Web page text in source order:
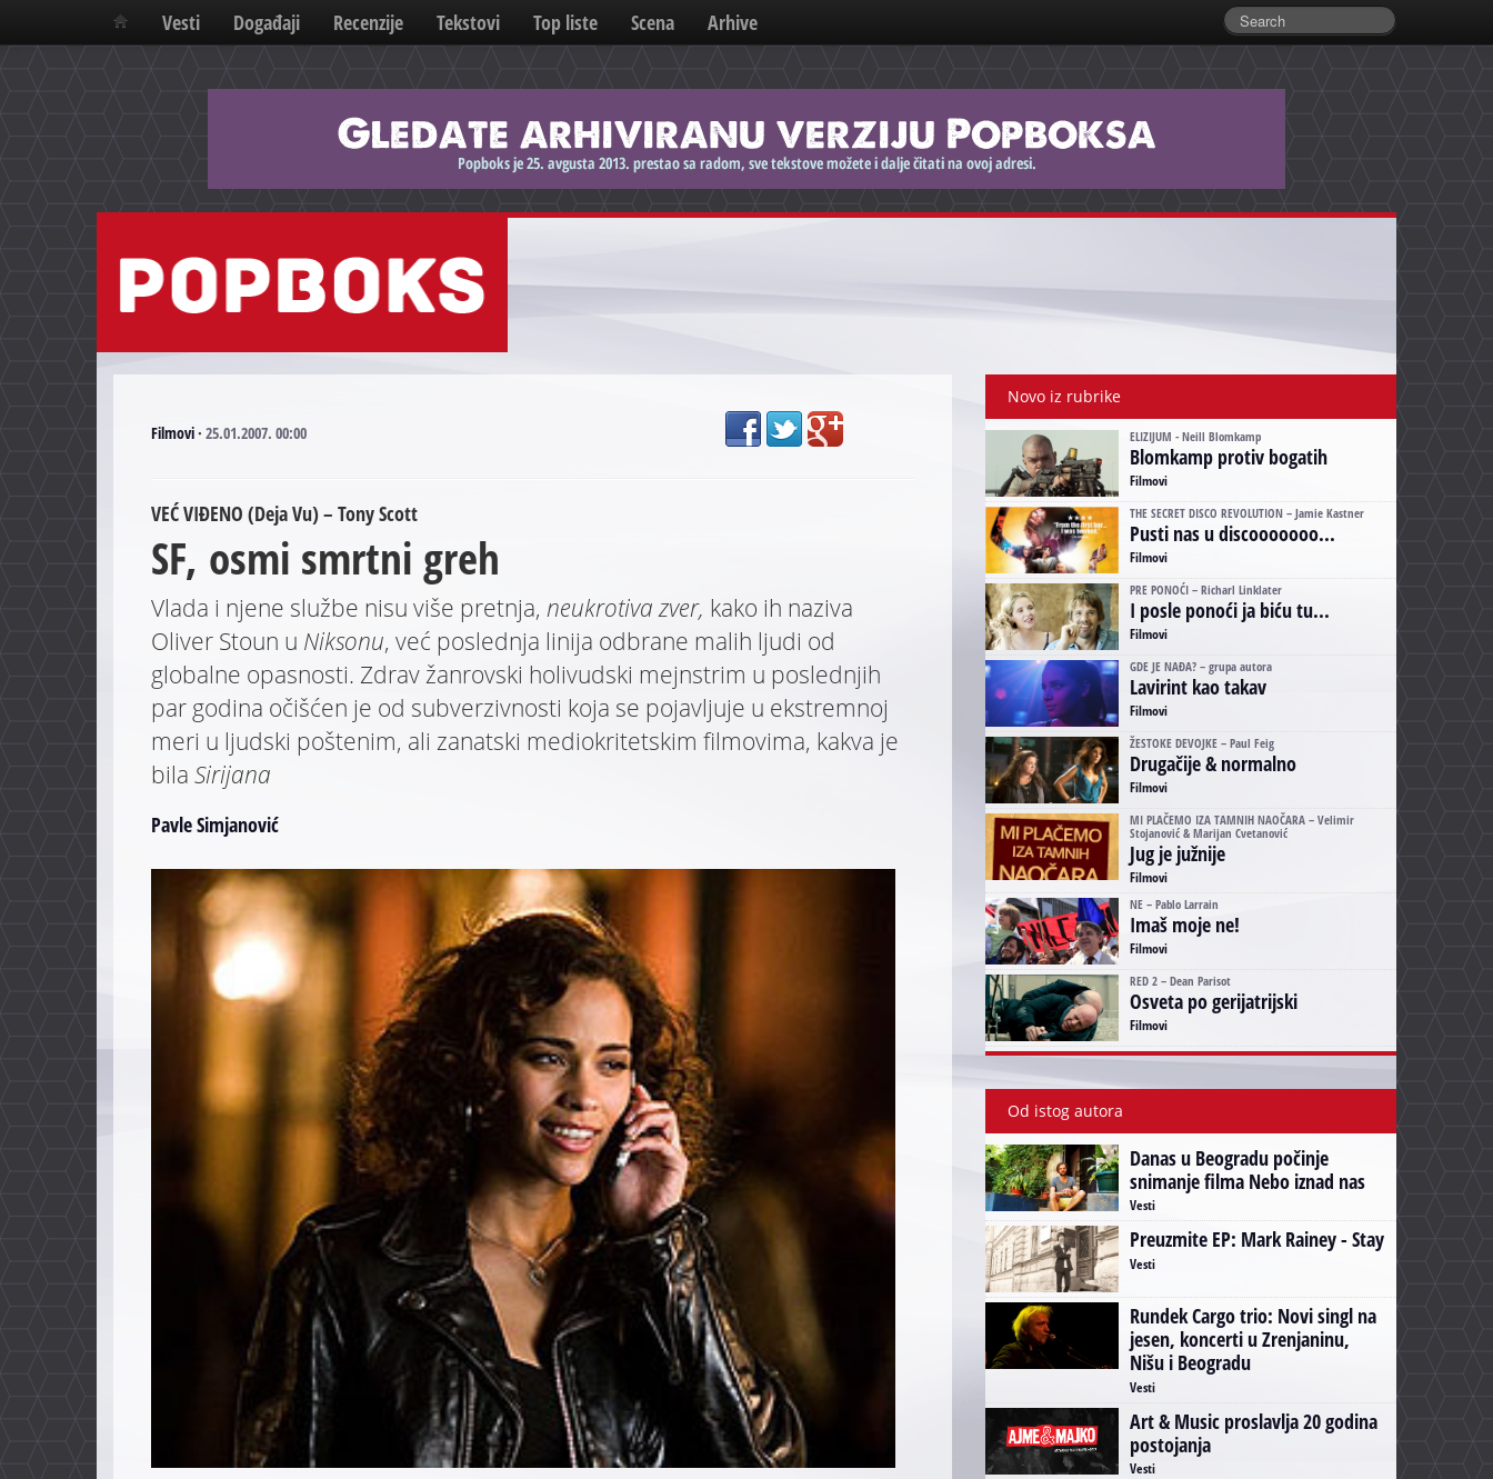
Vesti Događaji Recenzije Tekstovi Top liste Scena Arhive
Filmovi· 25.01.2007. 00:00
VEĆ VIĐENO (Deja Vu) – Tony Scott
SF, osmi smrtni greh
Vlada i njene službe nisu više pretnja, neukrotiva zver, kako ih naziva
Oliver Stoun u Niksonu, već poslednja linija odbrane malih ljudi od
globalne opasnosti. Zdrav žanrovski holivudski mejnstrim u poslednjih
par godina očišćen je od subverzivnosti koja se pojavljuje u ekstremnoj
meri u ljudski poštenim, ali zanatski mediokritetskim filmovima, kakva je
bila Sirijana
Pavle Simjanović
Novo iz rubrike
ELIZIJUM - Neill Blomkamp
Blomkamp protiv bogatih
Filmovi
THE SECRET DISCO REVOLUTION – Jamie Kastner
Pusti nas u discooooooo...
Filmovi
PRE PONOĆI – Richarl Linklater
I posle ponoći ja biću tu...
Filmovi
GDE JE NAĐA? – grupa autora
Lavirint kao takav
Filmovi
ŽESTOKE DEVOJKE – Paul Feig
Drugačije & normalno
Filmovi
MI PLAČEMO IZA TAMNIH NAOČARA – Velimir
Stojanović & Marijan Cvetanović
Jug je južnije
Filmovi
NE – Pablo Larrain
Imaš moje ne!
Filmovi
RED 2 – Dean Parisot
Osveta po gerijatrijski
Filmovi
Od istog autora
Danas u Beogradu počinje
snimanje filma Nebo iznad nas
Vesti
Preuzmite EP: Mark Rainey - Stay
Vesti
Rundek Cargo trio: Novi singl na
jesen, koncerti u Zrenjaninu,
Nišu i Beogradu
Vesti
Art & Music proslavlja 20 godina
postojanja
Vesti